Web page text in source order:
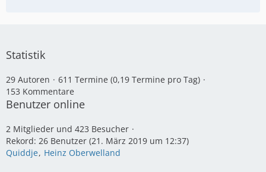
Statistik
29 Autoren
611 Termine (0,19 Termine pro Tag)
153 Kommentare
Benutzer online
2 Mitglieder und 423 Besucher
Rekord: 26 Benutzer (21. März 2019 um 12:37)
Quiddje Heinz Oberwelland